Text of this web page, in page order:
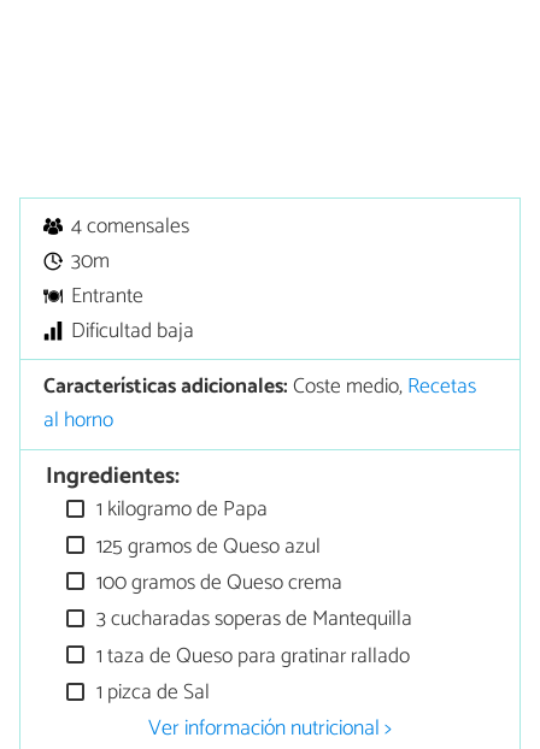
4 comensales
30m
Entrante
Dificultad baja
Características adicionales:Coste medio,Recetas
al horno
Ingredientes:
1 kilogramo de Papa
125 gramos de Queso azul
100 gramos de Queso crema
3 cucharadas soperas de Mantequilla
1 taza de Queso para gratinar rallado
1 pizca de Sal
Ver información nutricional >